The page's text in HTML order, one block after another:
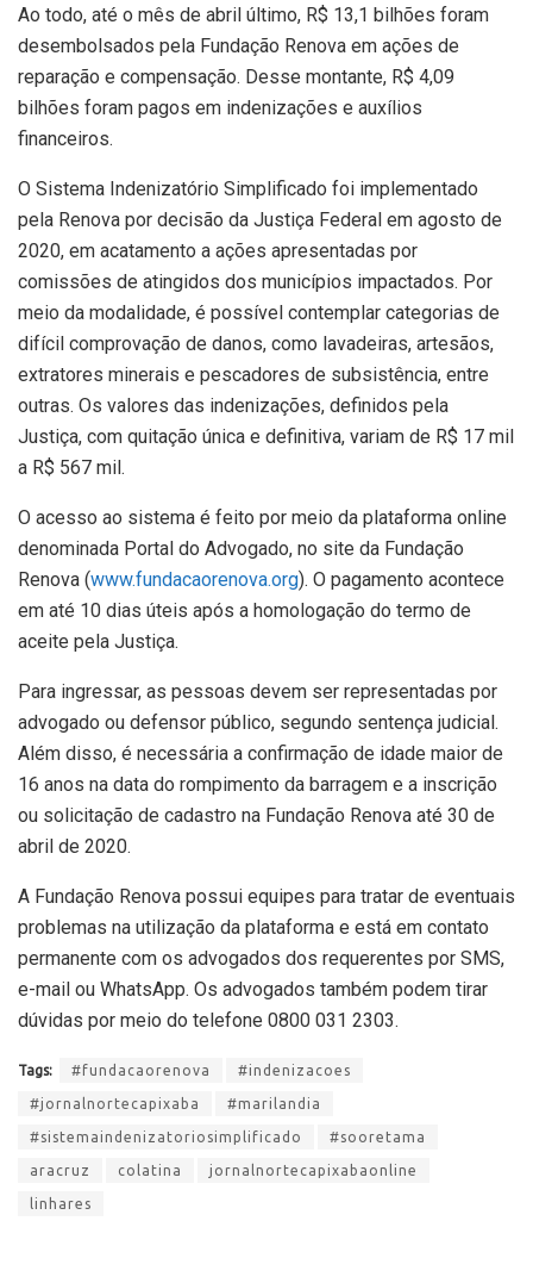
Ao todo, até o mês de abril último, R$ 13,1 bilhões foram
desembolsados pela Fundação Renova em ações de
reparação e compensação. Desse montante, R$ 4,09
bilhões foram pagos em indenizações e auxílios
financeiros.
O Sistema Indenizatório Simplificado foi implementado
pela Renova por decisão da Justiça Federal em agosto de
2020, em acatamento a ações apresentadas por
comissões de atingidos dos municípios impactados. Por
meio da modalidade, é possível contemplar categorias de
difícil comprovação de danos, como lavadeiras, artesãos,
extratores minerais e pescadores de subsistência, entre
outras. Os valores das indenizações, definidos pela
Justiça, com quitação única e definitiva, variam de R$ 17 mil
a R$ 567 mil.
O acesso ao sistema é feito por meio da plataforma online
denominada Portal do Advogado, no site da Fundação
Renova (www.fundacaorenova.org). O pagamento acontece
em até 10 dias úteis após a homologação do termo de
aceite pela Justiça.
Para ingressar, as pessoas devem ser representadas por
advogado ou defensor público, segundo sentença judicial.
Além disso, é necessária a confirmação de idade maior de
16 anos na data do rompimento da barragem e a inscrição
ou solicitação de cadastro na Fundação Renova até 30 de
abril de 2020.
A Fundação Renova possui equipes para tratar de eventuais
problemas na utilização da plataforma e está em contato
permanente com os advogados dos requerentes por SMS,
e-mail ou WhatsApp. Os advogados também podem tirar
dúvidas por meio do telefone 0800 031 2303.
Tags: #fundacaorenova #indenizacoes
#jornalnortecapixaba #marilandia
#sistemaindenizatoriosimplificado #sooretama
aracruz colatina jornalnortecapixabaonline
linhares